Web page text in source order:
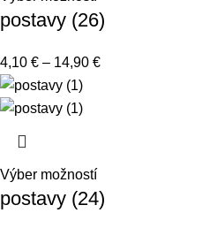
postavy (26)
4,10 € – 14,90 €
Výber možností
postavy (24)